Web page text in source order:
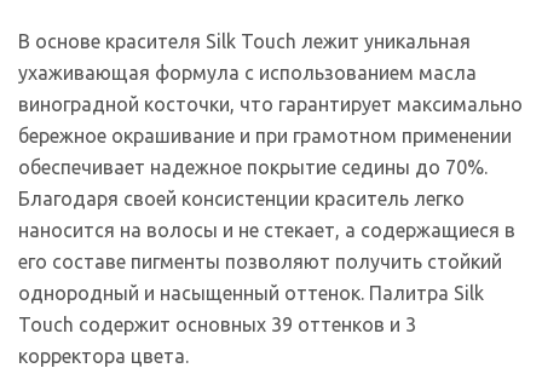
В основе красителя Silk Touch лежит уникальная
ухаживающая формула с использованием масла
виноградной косточки, что гарантирует максимально
бережное окрашивание и при грамотном применении
обеспечивает надежное покрытие седины до 70%.
Благодаря своей консистенции краситель легко
наносится на волосы и не стекает, а содержащиеся в
его составе пигменты позволяют получить стойкий
однородный и насыщенный оттенок. Палитра Silk
Touch содержит основных 39 оттенков и 3
корректора цвета.